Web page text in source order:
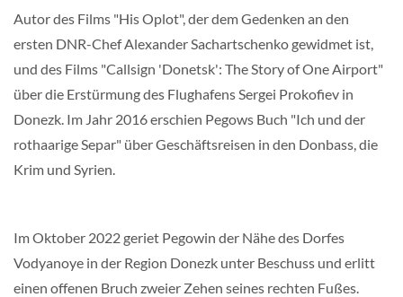
Autor des Films "His Oplot", der dem Gedenken an den
ersten DNR-Chef Alexander Sachartschenko gewidmet ist,
und des Films "Callsign 'Donetsk': The Story of One Airport"
über die Erstürmung des Flughafens Sergei Prokofiev in
Donezk. Im Jahr 2016 erschien Pegows Buch "Ich und der
rothaarige Separ" über Geschäftsreisen in den Donbass, die
Krim und Syrien.
Im Oktober 2022 geriet Pegowin der Nähe des Dorfes
Vodyanoye in der Region Donezk unter Beschuss und erlitt
einen offenen Bruch zweier Zehen seines rechten Fußes.